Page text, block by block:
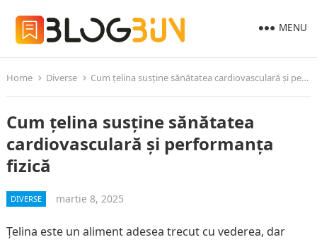
MENU
Home Diverse Cum țelina susține sănătatea cardiovasculară și performanța fizică
Cum țelina susține sănătatea
cardiovasculară și performanța
fizică
DIVERSE martie 8, 2025
Țelina este un aliment adesea trecut cu vederea, dar